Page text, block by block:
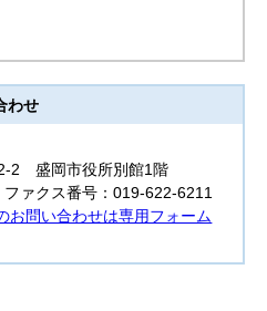
わせ
2 盛岡市役所別館1階
ァクス番号：019-622-6211
問い合わせは専用フォーム